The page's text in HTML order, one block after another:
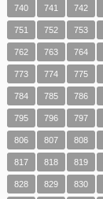
740 741 742
751 752 753
762 763 764
773 774 775
784 785 786
795 796 797
806 807 808
817 818 819
828 829 830